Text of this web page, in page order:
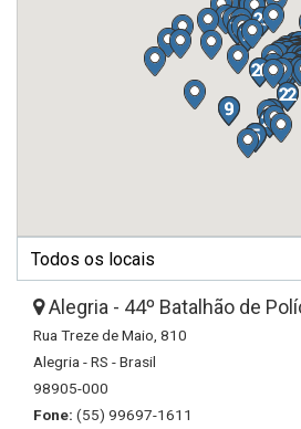
Alegria - 44º Batalhão de
Rua Treze de Maio, 810
Alegria - RS - Brasil
98905-000
Fone: (55) 99697-1611